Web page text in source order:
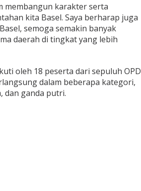
membangun karakter serta
kita Basel. Saya berharap juga
semoga semakin banyak
daerah di tingkat yang lebih
oleh 18 peserta dari sepuluh OPD
dalam beberapa kategori,
dan ganda putri.